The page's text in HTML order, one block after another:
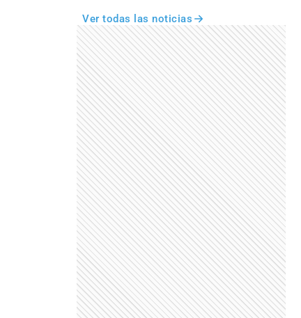
Ver todas las noticias